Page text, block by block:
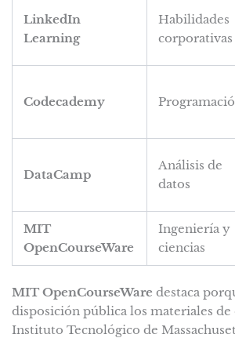
LinkedIn
Learning
Habilidades
corporativas
Codecademy
DataCamp
Análisis de
datos
MIT
OpenCourseWare
Ingeniería y
ciencias
MIT OpenCourseWare destaca
disposición pública los materiales de
Instituto Tecnológico de